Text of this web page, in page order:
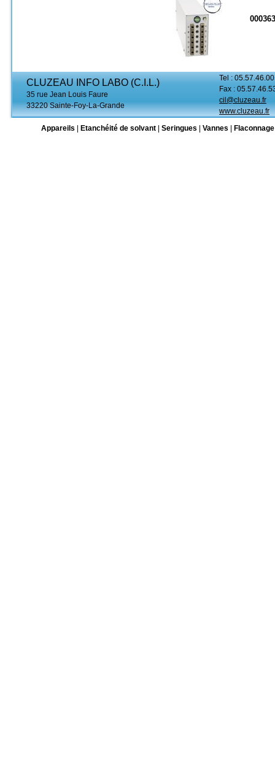
CLUZEAU INFO LABO (C.I.L.)
35 rue Jean Louis Faure
33220 Sainte-Foy-La-Grande
Tel :
Fax :
cil@cluzeau.fr
www.cluzeau.fr
Appareils
Etanchéité de solvant Seringues Vannes Flaconnage